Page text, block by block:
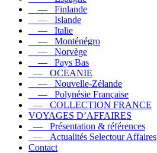
— Finlande
— Islande
— Italie
— Monténégro
— Norvège
— Pays Bas
— OCEANIE
— Nouvelle-Zélande
— Polynésie Française
— COLLECTION FRANCE
VOYAGES D’AFFAIRES
— Présentation & références
— Actualités Selectour Affaires
Contact